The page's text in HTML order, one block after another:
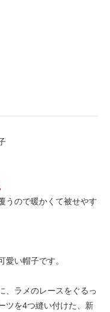
うので暖かくて被せやす
愛い帽子です。
、ラメのレースをぐるっ
ツを4つ縫い付けた、新